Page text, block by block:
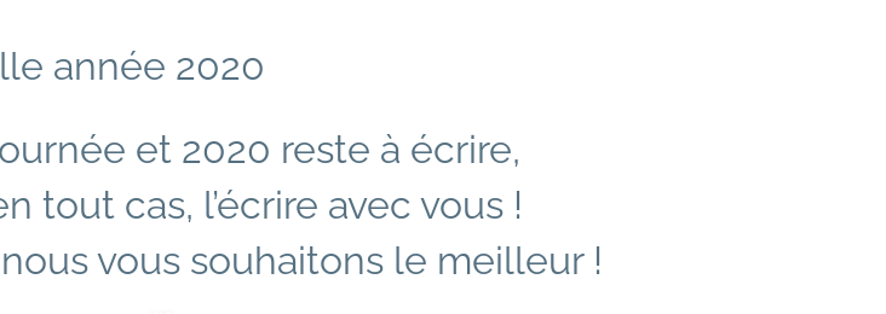
année 2020
et 2020 reste à écrire,
tout cas, l’écrire avec vous !
vous souhaitons le meilleur !